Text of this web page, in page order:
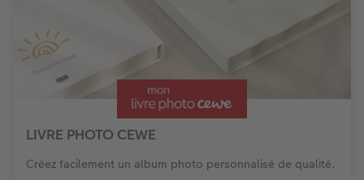
LIVRE PHOTO CEWE
Créez facilement un album photo personnalisé de qualité.